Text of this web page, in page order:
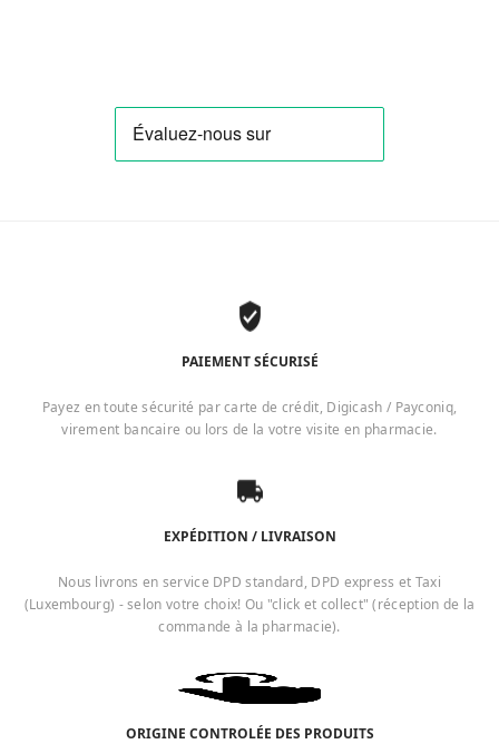
PAIEMENT SÉCURISÉ
Payez en toute sécurité par carte de crédit, Digicash / Payconiq,
virement bancaire ou lors de la votre visite en pharmacie.
EXPÉDITION / LIVRAISON
Nous livrons en service DPD standard, DPD express et Taxi
(Luxembourg) - selon votre choix! Ou "click et collect" (réception de la
commande à la pharmacie).
ORIGINE CONTROLÉE DES PRODUITS